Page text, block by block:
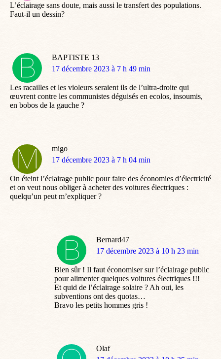
L’éclairage sans doute, mais aussi le transfert des populations.
Faut-il un dessin?
BAPTISTE 13
dit
17 décembre 2023 à 7 h 49 min
Les racailles et les violeurs seraient ils de l’ultra-droite qui
œuvrent contre les communistes déguisés en ecolos, insoumis,
en bobos de la gauche ?
migo
dit
17 décembre 2023 à 7 h 04 min
On éteint l’éclairage public pour faire des économies d’électricité
et on veut nous obliger à acheter des voitures électriques :
quelqu’un peut m’expliquer ?
Bernard47
dit
17 décembre 2023 à 10 h 23 min
Bien sûr ! Il faut économiser sur l’éclairage public
pour alimenter quelques voitures électriques !!!
Et quid de l’éclairage solaire ? Ah oui, les
subventions ont des quotas…
Bravo les petits hommes gris !
Olaf